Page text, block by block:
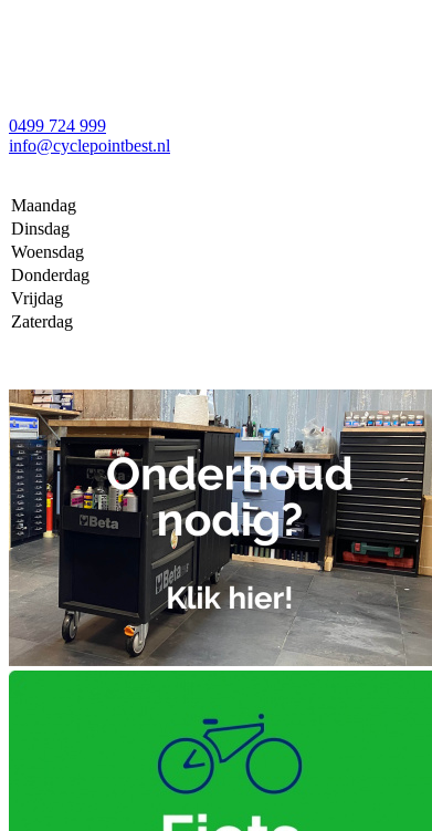
0499 724 999
info@cyclepointbest.nl
Maandag
Dinsdag
Woensdag
Donderdag
Vrijdag
Zaterdag